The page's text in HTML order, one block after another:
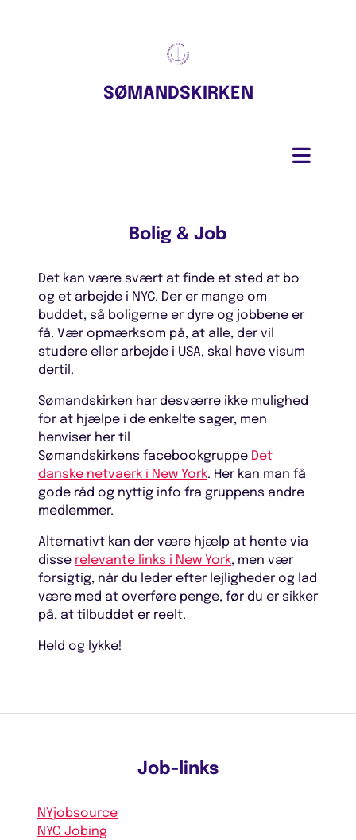
SØMANDSKIRKEN
Bolig & Job
Det kan være svært at finde et sted at bo
og et arbejde i NYC. Der er mange om
buddet, så boligerne er dyre og jobbene er
få. Vær opmærksom på, at alle, der vil
studere eller arbejde i USA, skal have visum
dertil.
Sømandskirken har desværre ikke mulighed
for at hjælpe i de enkelte sager, men
henviser her til
Sømandskirkens facebookgruppe Det
danske netvaerk i New York. Her kan man få
gode råd og nyttig info fra gruppens andre
medlemmer.
Alternativt kan der være hjælp at hente via
disse relevante links i New York, men vær
forsigtig, når du leder efter lejligheder og lad
være med at overføre penge, før du er sikker
på, at tilbuddet er reelt.
Held og lykke!
Job-links
NYjobsource
NYC Jobing